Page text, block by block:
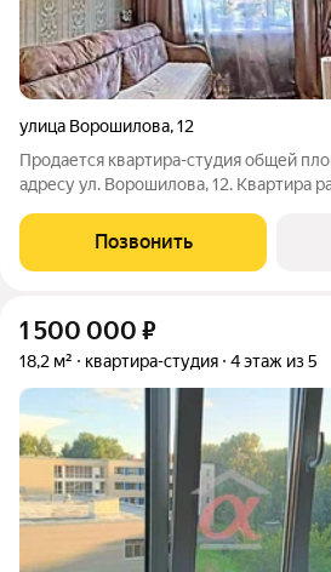
улица Ворошилова,12
Продается квартира-студия общей
адресу ул. Ворошилова, 12. Квартира
натяжной потолок, линолеум,
радиатор, качественная входная
Позвонить
1 500 000 ₽
18,2 м² квартира-студия 4 этаж из 5